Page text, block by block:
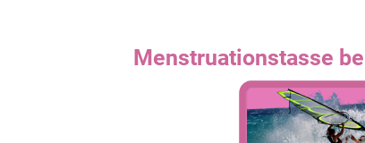
Menstruationstasse